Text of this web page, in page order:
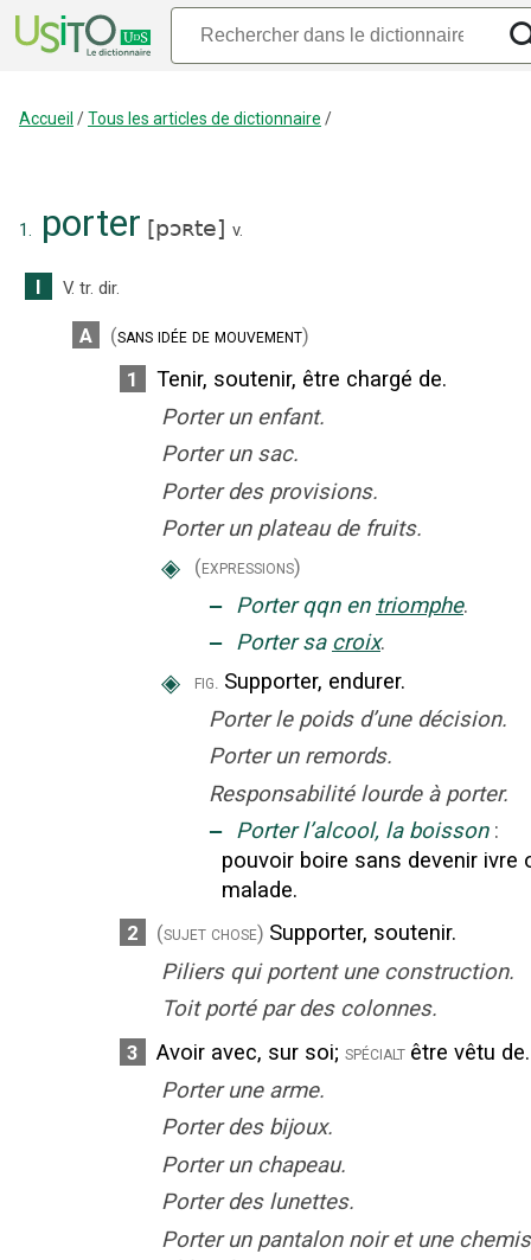
Accueil /Tous les articles de dictionnaire /
1. porter [pɔʀte] v.
I V. tr. dir.
A (sans idée de mouvement)
1
Tenir, soutenir, être chargé de.
Porter un enfant.
Porter un sac.
Porter des provisions.
Porter un plateau de fruits.
◈ (expressions)
‒ Porter qqn en triomphe.
‒ Porter sa croix.
◈ fig. Supporter, endurer.
Porter le poids d’une décision.
Porter un remords.
Responsabilité lourde à porter.
‒ Porter l’alcool, la boisson :
pouvoir boire sans devenir ivre
malade.
2 (sujet chose) Supporter, soutenir.
Piliers qui portent une construction.
Toit porté par des colonnes.
3 Avoir avec, sur soi; spécialt être vêtu de.
Porter une arme.
Porter des bijoux.
Porter un chapeau.
Porter des lunettes.
Porter un pantalon noir et une